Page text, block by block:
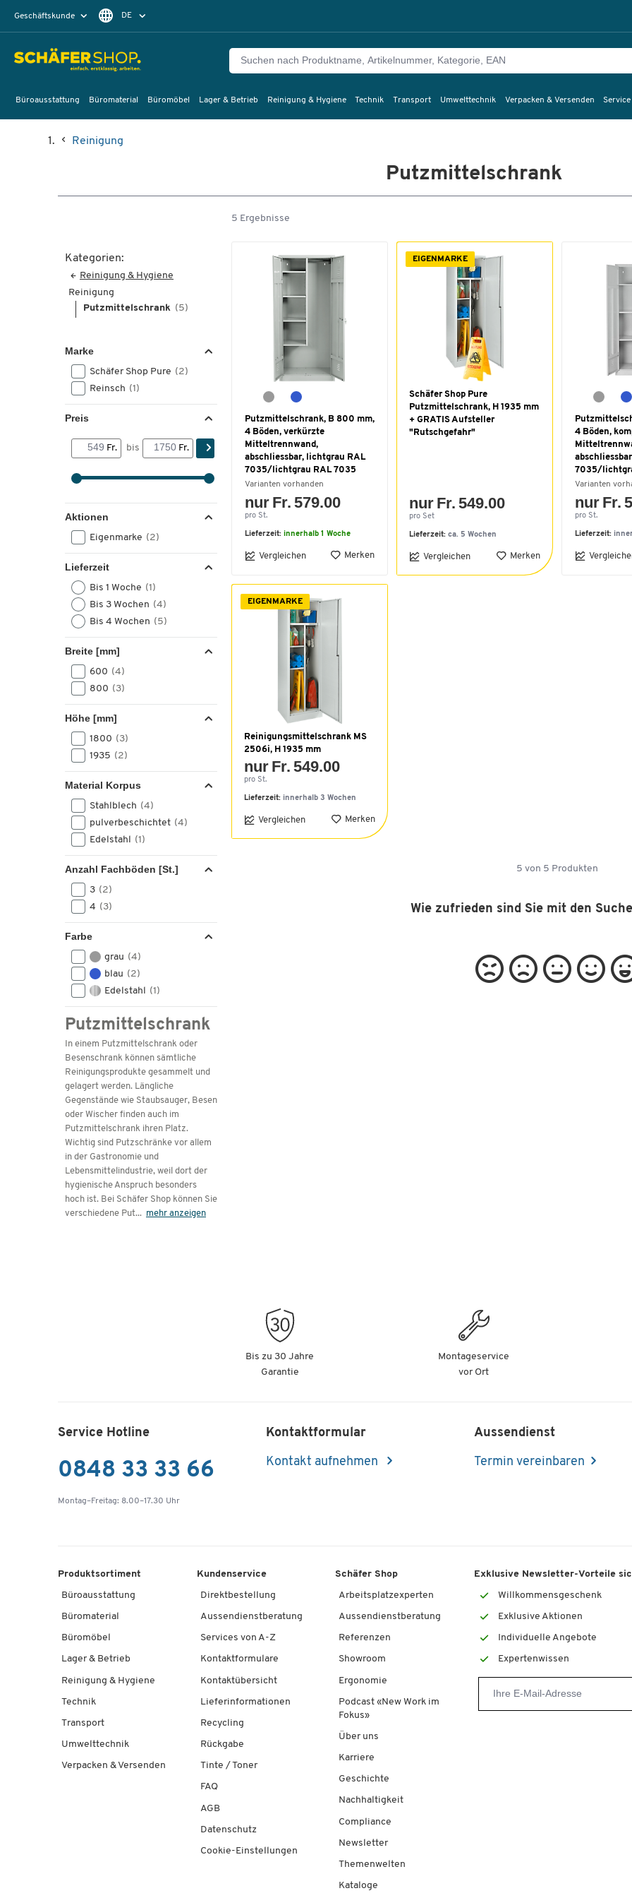
Geschäftskunde DE
EN
Büroausstattung Büromaterial Büromöbel Lager & Betrieb Reinigung & Hygiene Technik Transport Umwelttechnik Verpacken & Versenden
Reinigung
Putzmittelschrank
Kategorien:
Reinigung & Hygiene
Reinigung
Putzmittelschrank (5)
Marke
Schäfer Shop Pure (2)
Reinsch (1)
Preis
Fr. bis Fr.
Aktionen
Eigenmarke (2)
Lieferzeit
Bis 1 Woche (1)
Bis 3 Wochen (4)
Bis 4 Wochen (5)
Breite [mm]
600 (4)
800 (3)
Höhe [mm]
1800 (3)
1935 (2)
Material Korpus
Stahlblech (4)
pulverbeschichtet (4)
Edelstahl (1)
Anzahl Fachböden [St.]
3 (2)
4 (3)
Farbe
grau (4)
blau (2)
Edelstahl (1)
Putzmittelschrank
In einem Putzmittelschrank oder
Besenschrank können sämtliche
Reinigungsprodukte gesammelt und
gelagert werden. Längliche
Gegenstände wie Staubsauger, Besen
oder Wischer finden auch im
Putzmittelschrank ihren Platz.
Wichtig sind Putzschränke vor allem
in der Gastronomie und
Lebensmittelindustrie, weil dort der
hygienische Anspruch besonders
hoch ist. Bei Schäfer Shop können Sie
verschiedene Put... mehr anzeigen
5 Ergebnisse
Putzmittelschrank, B 800 mm,
4 Böden, verkürzte
Mitteltrennwand,
abschliessbar, lichtgrau RAL
7035/lichtgrau RAL 7035
Varianten vorhanden
nur Fr. 579.00
pro St.
Lieferzeit: innerhalb 1 Woche
Vergleichen Merken
EIGENMARKE
Schäfer Shop Pure
Putzmittelschrank, H 1935 mm
+ GRATIS Aufsteller
"Rutschgefahr"
nur Fr. 549.00
pro Set
Lieferzeit: ca. 5 Wochen
Vergleichen Merken
4 Böden,
7035/
Varianten
nur Fr.
pro St.
Lieferzeit:
EIGENMARKE
Reinigungsmittelschrank MS
2506i, H 1935 mm
nur Fr. 549.00
pro St.
Lieferzeit: innerhalb 3 Wochen
Vergleichen Merken
5 von 5 Produkten
Wie zufrieden sind Sie mit den
Bis zu 30 Jahre
Garantie
Montageservice
vor Ort
Service Hotline
0848 33 33 66
Montag–Freitag: 8.00–17.30 Uhr
Kontaktformular
Kontakt aufnehmen
Aussendienst
Termin vereinbaren
Produktsortiment
Büroausstattung
Büromaterial
Büromöbel
Lager & Betrieb
Reinigung & Hygiene
Technik
Transport
Umwelttechnik
Verpacken & Versenden
Kundenservice
Direktbestellung
Aussendienstberatung
Services von A-Z
Kontaktformulare
Kontaktübersicht
Lieferinformationen
Recycling
Rückgabe
Tinte / Toner
FAQ
AGB
Datenschutz
Cookie-Einstellungen
Schäfer Shop
Arbeitsplatzexperten
Aussendienstberatung
Referenzen
Showroom
Ergonomie
Podcast «New Work im
Fokus»
Über uns
Karriere
Geschichte
Nachhaltigkeit
Compliance
Newsletter
Themenwelten
Kataloge
Exklusive Newsletter-Vorteile
Willkommensgeschenk
Exklusive Aktionen
Individuelle Angebote
Expertenwissen